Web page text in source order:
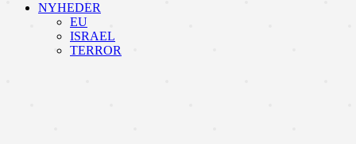
NYHEDER
EU
ISRAEL
TERROR